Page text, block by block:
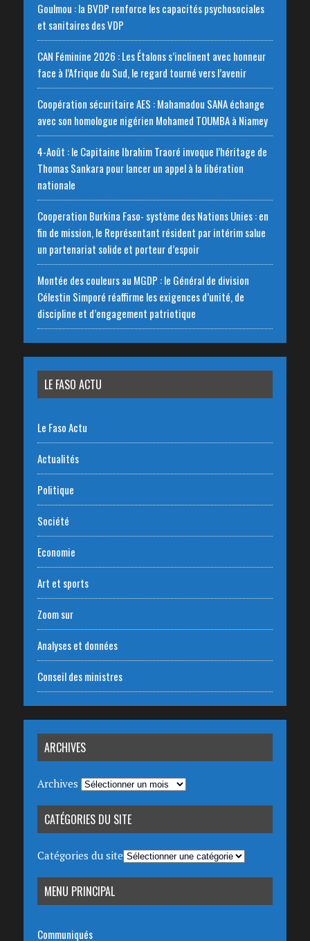
Goulmou : la BVDP renforce les capacités psychosociales
et sanitaires des VDP
CAN Féminine 2026 : Les Étalons s’inclinent avec honneur
face à l’Afrique du Sud, le regard tourné vers l’avenir
Coopération sécuritaire AES : Mahamadou SANA échange
avec son homologue nigérien Mohamed TOUMBA à Niamey
4-Août : le Capitaine Ibrahim Traoré invoque l’héritage de
Thomas Sankara pour lancer un appel à la libération
nationale
‎Cooperation Burkina Faso- système des Nations Unies : en
fin de mission, le Représentant résident par intérim salue
un partenariat solide et porteur d’espoir
Montée des couleurs au MGDP : le Général de division
Célestin Simporé réaffirme les exigences d’unité, de
discipline et d’engagement patriotique
LE FASO ACTU
Le Faso Actu
Actualités
Politique
Société
Economie
Art et sports
Zoom sur
Analyses et données
Conseil des ministres
ARCHIVES
Archives
CATÉGORIES DU SITE
Catégories du site
MENU PRINCIPAL
Communiqués